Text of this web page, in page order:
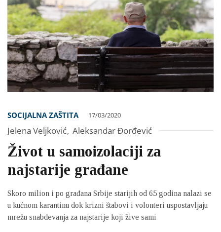
SOCIJALNA ZAŠTITA 17/03/2020
Jelena Veljković, Aleksandar Đorđević
Život u samoizolaciji za
najstarije građane
Skoro milion i po građana Srbije starijih od 65 godina nalazi se
u kućnom karantinu dok krizni štabovi i volonteri uspostavljaju
mrežu snabdevanja za najstarije koji žive sami